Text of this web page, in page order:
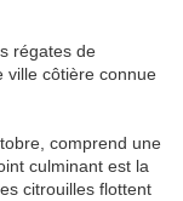
régates de
ville côtière connue
comprend une
culminant est la
citrouilles flottent